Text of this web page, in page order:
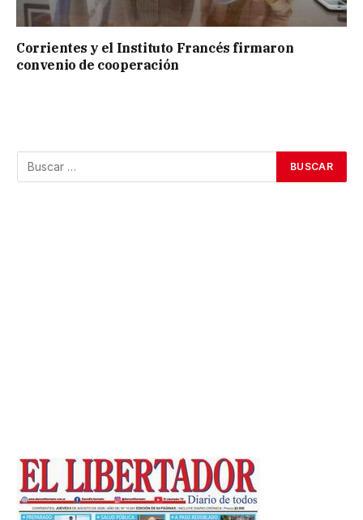
Corrientes y el Instituto Francés firmaron
convenio de cooperación